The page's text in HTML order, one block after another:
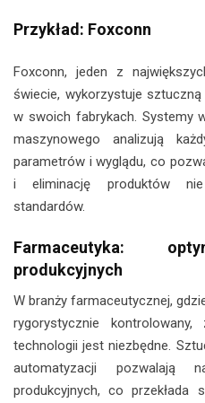
Przykład: Foxconn
Foxconn, jeden z
świecie, wykorzystuje
w swoich fabrykach. Systemy
maszynowego analizują
parametrów i wyglądu, co
i eliminację produktów nie
standardów.
Farmaceutyka:
produkcyjnych
W branży farmaceutycznej,
rygorystycznie kontrolowany,
technologii jest niezbędne.
automatyzacji pozwalają
produkcyjnych, co przekłada